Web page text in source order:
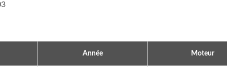
Année Moteur
D'allumage Populaire